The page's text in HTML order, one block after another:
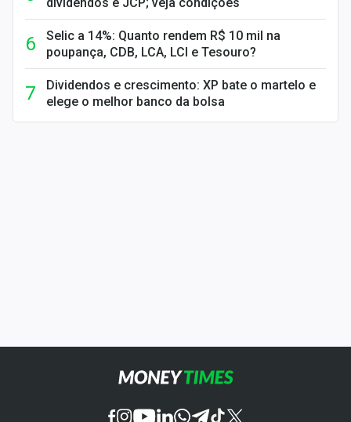
Selic a 14%: Quanto rendem R$ 10 mil na
poupança, CDB, LCA, LCI e Tesouro?
Dividendos e crescimento: XP bate o martelo e
elege o melhor banco da bolsa